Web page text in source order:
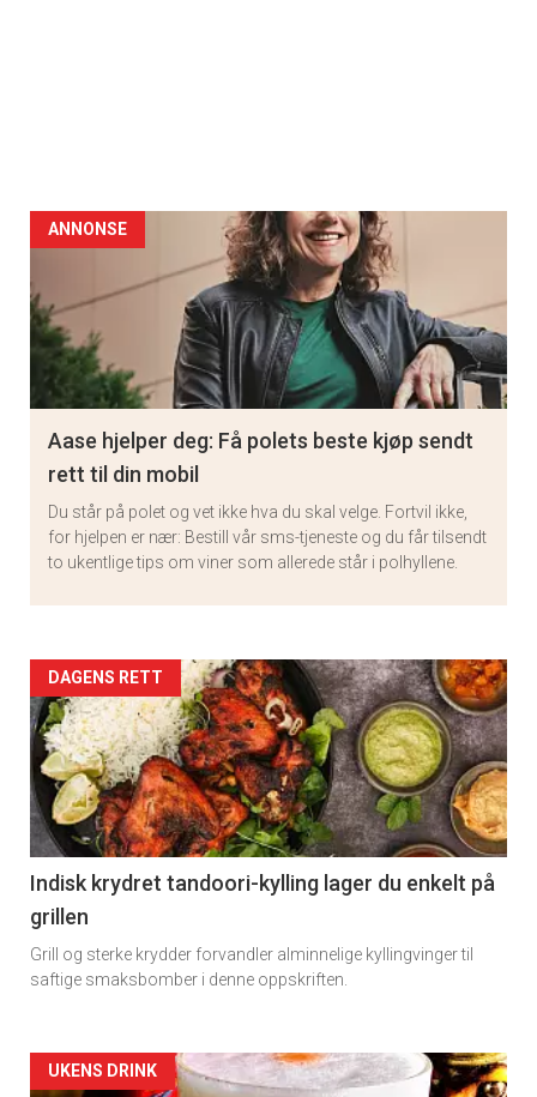
ANNONSE
Aase hjelper deg: Få polets beste kjøp sendt
rett til din mobil
Du står på polet og vet ikke hva du skal velge. Fortvil ikke,
for hjelpen er nær: Bestill vår sms-tjeneste og du får tilsendt
to ukentlige tips om viner som allerede står i polhyllene.
Artikler
detail
-
section
11
DAGENS RETT
Indisk krydret tandoori-kylling lager du enkelt på
grillen
Grill og sterke krydder forvandler alminnelige kyllingvinger til
saftige smaksbomber i denne oppskriften.
Artikler
UKENS DRINK